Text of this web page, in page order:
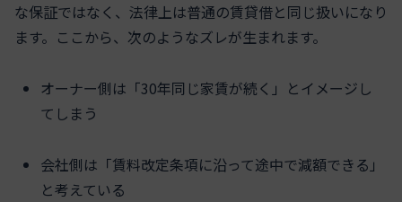
な保証ではなく、法律上は普通の賃貸借と同じ扱いになり
ます。ここから、次のようなズレが生まれます。
オーナー側は「30年同じ家賃が続く」とイメージし
てしまう
会社側は「賃料改定条項に沿って途中で減額できる」
と考えている